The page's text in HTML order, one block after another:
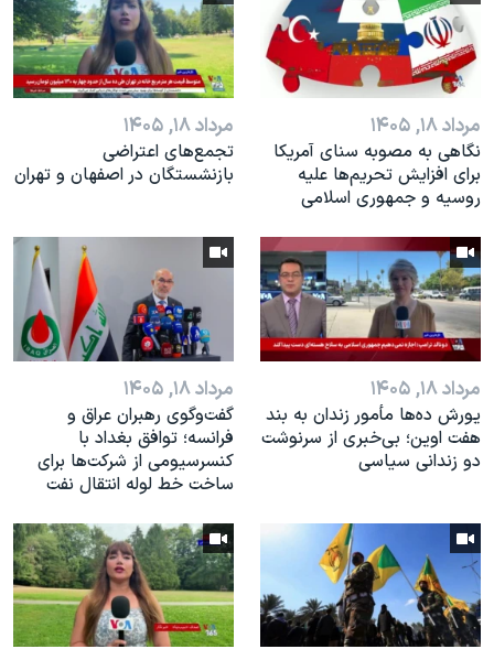
مرداد ۱۸, ۱۴۰۵
نگاهی به مصوبه سنای آمریکا
برای افزایش تحریم‌ها علیه
روسیه و جمهوری اسلامی
مرداد ۱۸, ۱۴۰۵
تجمع‌های اعتراضی
بازنشستگان در اصفهان و تهران
مرداد ۱۸, ۱۴۰۵
یورش ده‌ها مأمور زندان به بند
هفت اوین؛ بی‌خبری از سرنوشت
دو زندانی سیاسی
مرداد ۱۸, ۱۴۰۵
گفت‌وگوی رهبران عراق و
فرانسه؛ توافق بغداد با
کنسرسیومی از شرکت‌ها برای
ساخت خط لوله انتقال نفت